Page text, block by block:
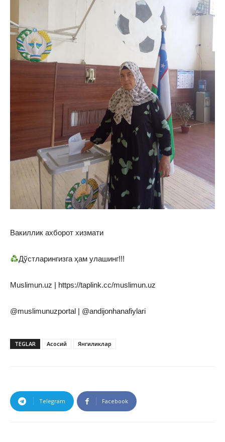
Вакиллик ахборот хизмати
Дўстларингизга ҳам улашинг!!!
Muslimun.uz | https://taplink.cc/muslimun.uz
@muslimunuzportal | @andijonhanafiylari
TEGLAR Асосий Янгиликлар
Telegram Facebook